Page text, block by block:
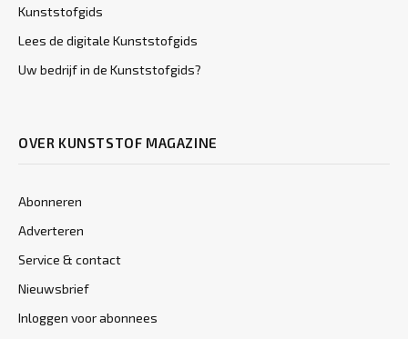
Kunststofgids
Lees de digitale Kunststofgids
Uw bedrijf in de Kunststofgids?
OVER KUNSTSTOF MAGAZINE
Abonneren
Adverteren
Service & contact
Nieuwsbrief
Inloggen voor abonnees